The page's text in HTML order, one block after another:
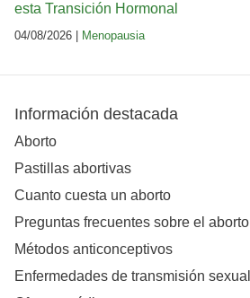
esta Transición Hormonal
04/08/2026 | Menopausia
Información destacada
Aborto
Pastillas abortivas
Cuanto cuesta un aborto
Preguntas frecuentes sobre el aborto
Métodos anticonceptivos
Enfermedades de transmisión sexual